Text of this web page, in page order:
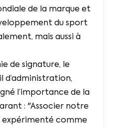
de la marque et
du sport
mais aussi à
de signature, le
d’administration,
l’importance de la
: "Associer notre
expérimenté comme